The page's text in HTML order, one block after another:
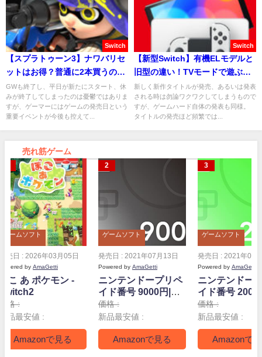
Switch
【スプラトゥーン3】ナワバリセ
ットはお得？普通に2本買うのと
の違いは？
GWも終了し、平日が新たにスタート、休
みが終了してしまったのは憂鬱ではありま
すが、ゲーマーにはゲームの発売日という
重要イベントが今後も控えて...
Switch
【新型Switch】有機ELモデルと
旧型の違い！TVモードで遊ぶな
ら関係なし？
新しく新作タイトルが発売、あるいは発表
される時は勿論ワクワクしてしまうもので
すが、ゲームハード自体の発表も同様。
タイトルの発売ほど頻繁では...
売れ筋ゲーム
ゲームソフト
売日 : 2026年03月05日
by AmaGetti
こ あ ポケモン -
格 :
品最安値 :
Amazonで見る
ゲームソフト
発売日 : 2021年07月13日
Powered by AmaGetti
ニンテンドープリペ
イド番号 9000円|オ
ンラインコード版
価格 :
新品最安値 :
Amazonで見る
ゲームソフト
発売日 : 2021年07
Powered by AmaGetti
ニンテンドー
イド番号 2000
ンラインコー
価格 :
新品最安値 :
Amazonで